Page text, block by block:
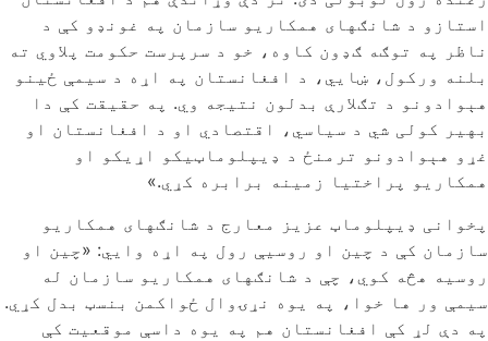
استازو د شانګهای همکاریو سازمان په غونډو کې د
ناظر په توګه ګډون کاوه، خو د سرپرست حکومت پلاوي ته
بلنه ورکول، ښایي، د افغانستان په اړه د سیمې ځینو
هېوادونو د تګلارې بدلون نتیجه وي. په حقیقت کې دا
بهیر کولی شي د سیاسي، اقتصادي او د افغانستان او
غړو هېوادونو ترمنځ د ډیپلوماټیکو اړیکو او
همکاریو پراختیا زمینه برابره کړي.»
پخوانی ډیپلوماټ عزیز معارج د شانګهای همکاریو
سازمان کې د چین او روسیې رول په اړه وایي: «چین او
روسیه هڅه کوي، چې د شانګهای همکاریو سازمان له
سیمې ور ها خوا، په یوه نړۍوال ځواکمن بنسټ بدل کړي.
په دې لړ کې افغانستان هم په یوه داسې موقعیت کې